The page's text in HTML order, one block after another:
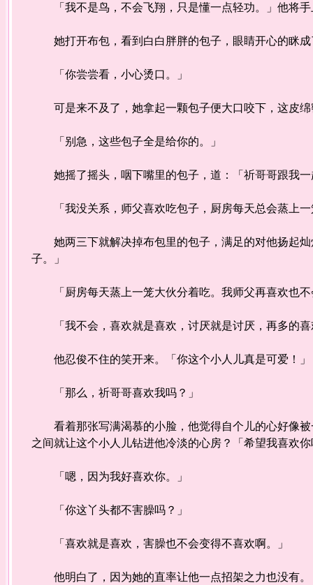
「我不是鸟，不会飞翔，只是懂一点轻功。」他将手
她打开布包，看到白白胖胖的包子，眼睛开心的眯成
「你尝尝看，小心烫口。」
可是来不及了，她拿起一颗包子便大口咬下，这皮绵
「别急，这些包子全是给你的。」
她摇了摇头，咽下嘴里的包子，道：「祈哥哥跟我一
「我没关系，师父喜欢吃包子，厨房每天总会蒸上一
她两三下就解决掉布包里的包子，满足的对他扬起灿
子。」
「厨房每天蒸上一笼大伙分着吃。我师父再喜欢也不
「我不会，喜欢就是喜欢，讨厌就是讨厌，再多的喜
他忍俊不住的笑开来。「你这个小人儿真是可爱！」
「那么，祈哥哥喜欢我吗？」
看着那张写满渴慕的小脸，他觉得自个儿的心好像被
之间就让这个小人儿钻进他冷淡的心房？「希望我喜欢
「嗯，因为我好喜欢你。」
「你这丫头都不害臊吗？」
「喜欢就是喜欢，害臊也不会变得不喜欢啊。」
他明白了，因为她的直率让他一点招架之力也没有。